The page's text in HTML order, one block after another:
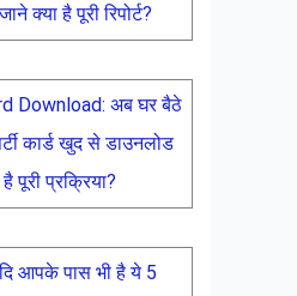
क्या है पूरी रिपोर्ट?
Download: अब घर बैठे
कार्ड खुद से डाउनलोड
पूरी प्रक्रिया?
आपके पास भी है ये 5